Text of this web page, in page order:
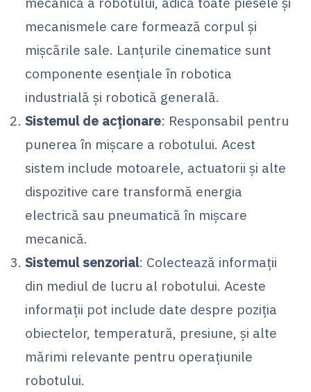
mecanismele care formează corpul și
mișcările sale. Lanțurile cinematice sunt
componente esențiale în robotica
industrială și robotică generală.
Sistemul de acționare: Responsabil pentru
punerea în mișcare a robotului. Acest
sistem include motoarele, actuatorii și alte
dispozitive care transformă energia
electrică sau pneumatică în mișcare
mecanică.
Sistemul senzorial: Colectează informații
din mediul de lucru al robotului. Aceste
informații pot include date despre poziția
obiectelor, temperatură, presiune, și alte
mărimi relevante pentru operațiunile
robotului.